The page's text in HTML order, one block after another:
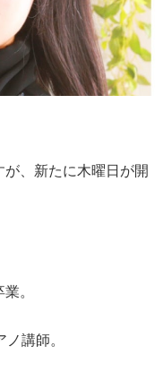
、新たに木曜日が開
。
講師。